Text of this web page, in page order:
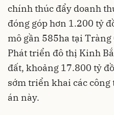
chính thúc đẩy doanh
đóng góp hơn 1.200 tỷ
mô gần 585ha tại Tràng
Phát triển đô thị Kinh
đất, khoảng 17.800 tỷ
sớm triển khai các
án này.